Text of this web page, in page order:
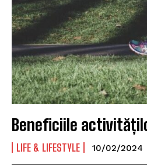
Beneficiile
LIFE & LIFESTYLE 10/02/2024